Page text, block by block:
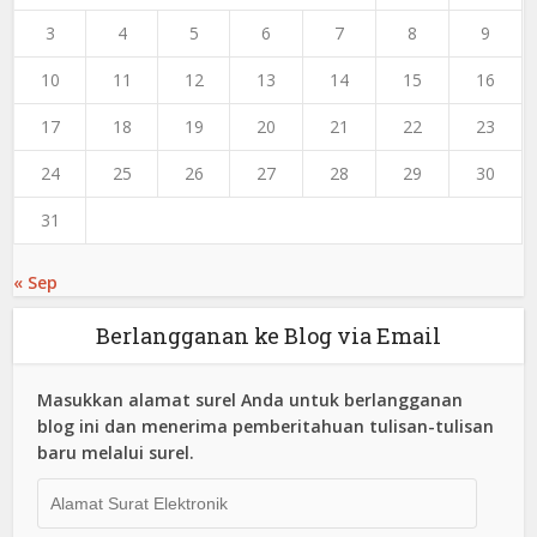
3 4 5 6 7 8 9
10 11 12 13 14 15 16
17 18 19 20 21 22 23
24 25 26 27 28 29 30
31
« Sep
Berlangganan ke Blog via Email
Masukkan alamat surel Anda untuk berlangganan
blog ini dan menerima pemberitahuan tulisan-tulisan
baru melalui surel.
Surat